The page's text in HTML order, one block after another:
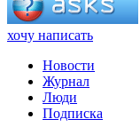
хочу написать
Новости
Журнал
Люди
Подписка